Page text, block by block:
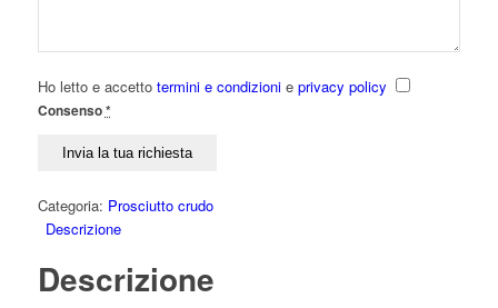
Ho letto e accetto termini e condizionie privacy policy
Consenso*
Categoria: Prosciutto crudo
Descrizione
Descrizione